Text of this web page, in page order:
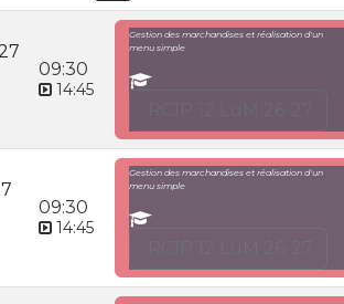
09:30
14:45
Gestion des marchandises et réalisation d'un
menu simple
09:30
14:45
Gestion des marchandises et réalisation d'un
menu simple